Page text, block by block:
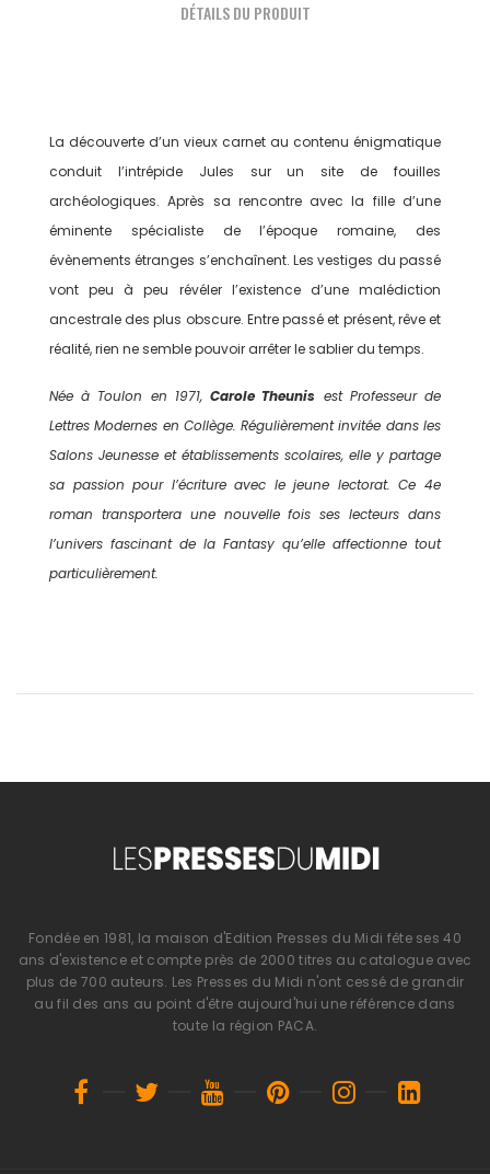
DÉTAILS DU PRODUIT
La découverte d’un vieux carnet au contenu énigmatique
conduit l’intrépide Jules sur un site de fouilles
archéologiques. Après sa rencontre avec la fille d’une
éminente spécialiste de l’époque romaine, des
évènements étranges s’enchaînent. Les vestiges du passé
vont peu à peu révéler l’existence d’une malédiction
ancestrale des plus obscure. Entre passé et présent, rêve et
réalité, rien ne semble pouvoir arrêter le sablier du temps.
Née à Toulon en 1971,Carole Theunis est Professeur de
Lettres Modernes en Collège. Régulièrement invitée dans les
Salons Jeunesse et établissements scolaires, elle y partage
sa passion pour l’écriture avec le jeune lectorat. Ce 4e
roman transportera une nouvelle fois ses lecteurs dans
l’univers fascinant de la Fantasy qu’elle affectionne tout
particulièrement.
Fondée en 1981, la maison d'Edition Presses du Midi fête ses 40
ans d'existence et compte près de 2000 titres au catalogue avec
plus de 700 auteurs. Les Presses du Midi n'ont cessé de grandir
au fil des ans au point d'être aujourd'hui une référence dans
toute la région PACA.